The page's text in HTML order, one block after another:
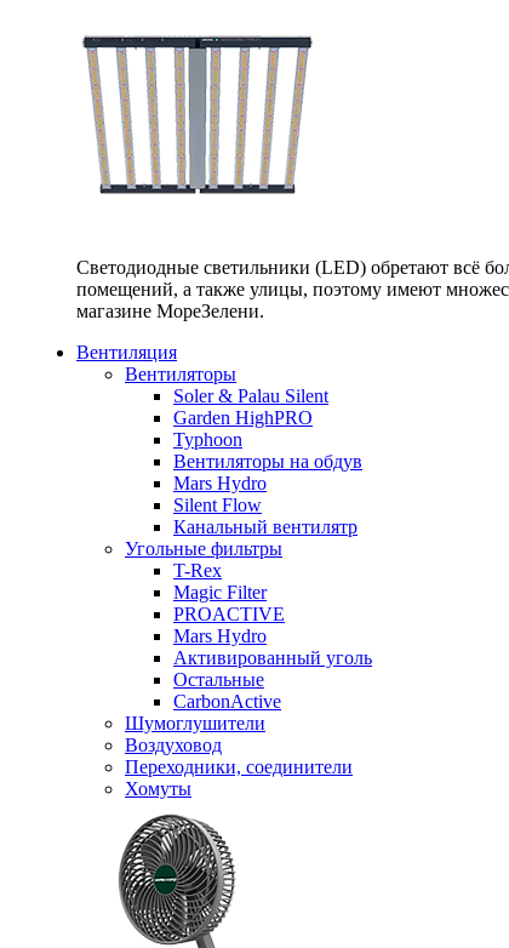
Светодиодные светильники (LED) обретают всё
помещений, а также улицы, поэтому имеют
магазине МореЗелени.
Вентиляция
Вентиляторы
Soler & Palau Silent
Garden HighPRO
Typhoon
Вентиляторы на обдув
Mars Hydro
Silent Flow
Канальный вентилятр
Угольные фильтры
T-Rex
Magic Filter
PROACTIVE
Mars Hydro
Активированный уголь
Остальные
CarbonActive
Шумоглушители
Воздуховод
Переходники, соединители
Хомуты